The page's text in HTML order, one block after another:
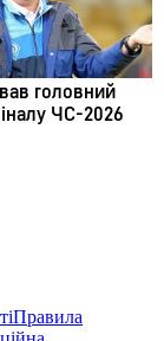
Правила